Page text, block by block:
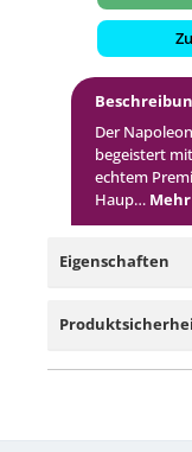
Der
begeistert
echtem
Haup… Mehr
Eigenschaften